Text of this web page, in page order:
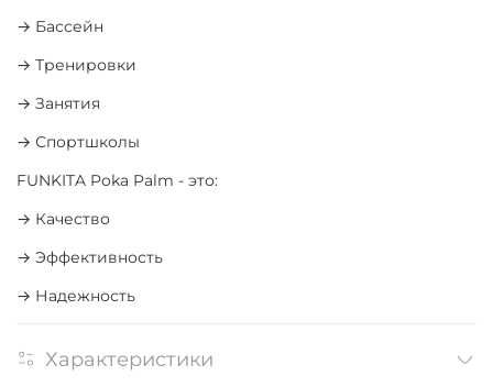
→ Бассейн
→ Тренировки
→ Занятия
→ Спортшколы
FUNKITA Poka Palm - это:
→ Качество
→ Эффективность
→ Надежность
Характеристики